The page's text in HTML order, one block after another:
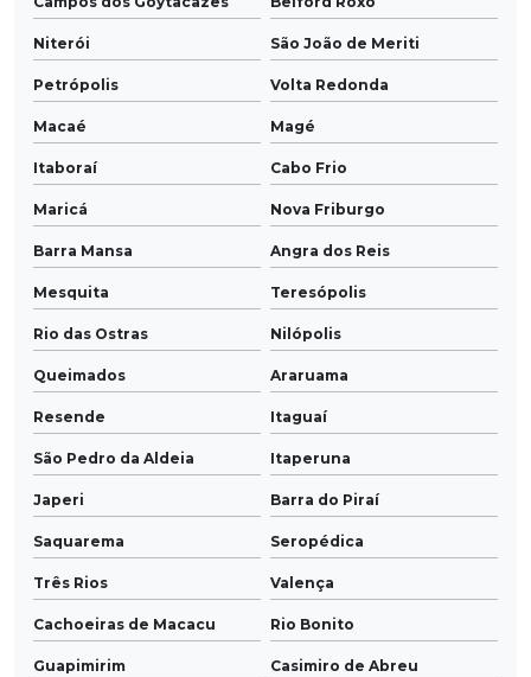
Niterói São João de Meriti
Petrópolis Volta Redonda
Macaé Magé
Itaboraí Cabo Frio
Maricá Nova Friburgo
Barra Mansa Angra dos Reis
Mesquita Teresópolis
Rio das Ostras Nilópolis
Queimados Araruama
Resende Itaguaí
São Pedro da Aldeia Itaperuna
Japeri Barra do Piraí
Saquarema Seropédica
Três Rios Valença
Cachoeiras de Macacu Rio Bonito
Guapimirim Casimiro de Abreu